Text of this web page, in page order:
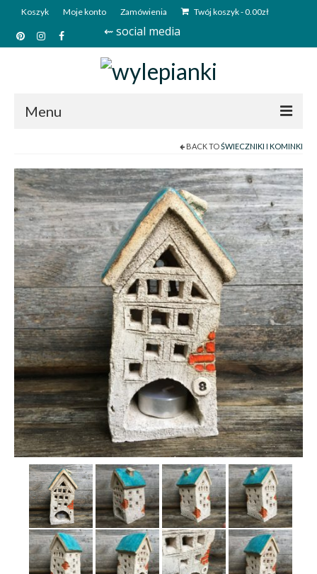
Koszyk Moje konto Zamówienia Twój koszyk-0.00zł
⇜ social media
Menu
Sklep
Kim jesteśmy?
Kontakt
Deutsch
BACK TOŚWIECZNIKI I KOMINKI